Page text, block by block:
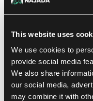
This website uses
We use cookies to
provide social media
We also share
our social media,
may combine it with
Dodaj do listy zakupów
Metody dostawy
UPS
Odbiór osobisty
Odbiór osobisty